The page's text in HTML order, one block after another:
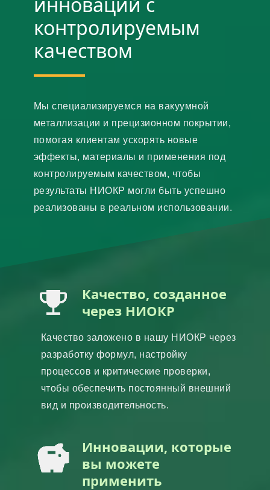
контролируемым
качеством
Мы специализируемся на вакуумной
металлизации и прецизионном покрытии,
помогая клиентам ускорять новые
эффекты, материалы и применения под
контролируемым качеством, чтобы
результаты НИОКР могли быть успешно
реализованы в реальном использовании.
Качество, созданное
через НИОКР
Качество заложено в нашу НИОКР через
разработку формул, настройку
процессов и критические проверки,
чтобы обеспечить постоянный внешний
вид и производительность.
Инновации, которые
вы можете
применить